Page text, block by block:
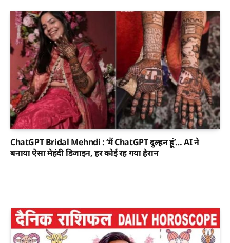
ChatGPT Bridal Mehndi : ‘मैं ChatGPT दुल्हन हूं’… AI ने
बनाया ऐसा मेहंदी डिजाइन, हर कोई रह गया हैरान